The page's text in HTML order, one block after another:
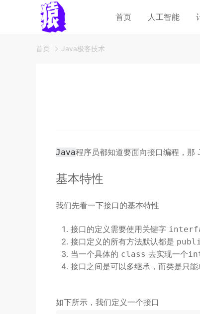
首页 人工智能
首页 Java极客技术
Java程序员都知道要面向接口编程，那
基本特性
我们先看一下接口的基本特性
接口的定义需要使用关键字
接口定义的所有方法默认都是
当一个具体的 class 去实现一个
接口之间是可以多继承，而类是只能
如下所示，我们定义一个接口